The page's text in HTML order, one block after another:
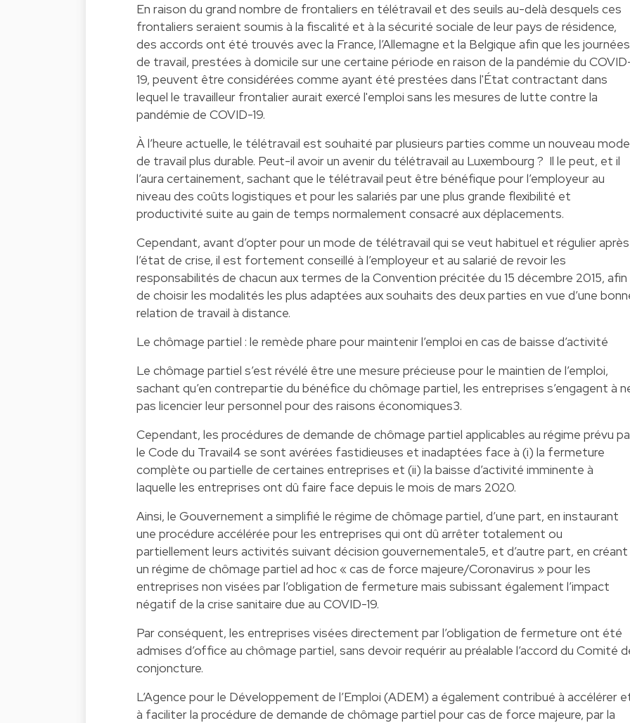
En raison du grand nombre de frontaliers en télétravail et des seuils au-delà desquels ces
frontaliers seraient soumis à la fiscalité et à la sécurité sociale de leur pays de résidence,
des accords ont été trouvés avec la France, l’Allemagne et la Belgique afin que les journées
de travail, prestées à domicile sur une certaine période en raison de la pandémie du
19, peuvent être considérées comme ayant été prestées dans l'État contractant dans
lequel le travailleur frontalier aurait exercé l'emploi sans les mesures de lutte contre la
pandémie de COVID-19.
À l’heure actuelle, le télétravail est souhaité par plusieurs parties comme un nouveau mode
de travail plus durable. Peut-il avoir un avenir du télétravail au Luxembourg ? Il le peut, et il
l’aura certainement, sachant que le télétravail peut être bénéfique pour l’employeur au
niveau des coûts logistiques et pour les salariés par une plus grande flexibilité et
productivité suite au gain de temps normalement consacré aux déplacements.
Cependant, avant d’opter pour un mode de télétravail qui se veut habituel et régulier après
l’état de crise, il est fortement conseillé à l’employeur et au salarié de revoir les
responsabilités de chacun aux termes de la Convention précitée du 15 décembre 2015, afin
de choisir les modalités les plus adaptées aux souhaits des deux parties en vue d’une
relation de travail à distance.
Le chômage partiel : le remède phare pour maintenir l’emploi en cas de baisse d’activité
Le chômage partiel s’est révélé être une mesure précieuse pour le maintien de l’emploi,
sachant qu’en contrepartie du bénéfice du chômage partiel, les entreprises s’engagent à
pas licencier leur personnel pour des raisons économiques3.
Cependant, les procédures de demande de chômage partiel applicables au régime prévu
le Code du Travail4 se sont avérées fastidieuses et inadaptées face à (i) la fermeture
complète ou partielle de certaines entreprises et (ii) la baisse d’activité imminente à
laquelle les entreprises ont dû faire face depuis le mois de mars 2020.
Ainsi, le Gouvernement a simplifié le régime de chômage partiel, d’une part, en instaurant
une procédure accélérée pour les entreprises qui ont dû arrêter totalement ou
partiellement leurs activités suivant décision gouvernementale5, et d’autre part, en créant
un régime de chômage partiel ad hoc « cas de force majeure/Coronavirus » pour les
entreprises non visées par l’obligation de fermeture mais subissant également l’impact
négatif de la crise sanitaire due au COVID-19.
Par conséquent, les entreprises visées directement par l’obligation de fermeture ont été
admises d’office au chômage partiel, sans devoir requérir au préalable l’accord du Comité
conjoncture.
L’Agence pour le Développement de l’Emploi (ADEM) a également contribué à accélérer
à faciliter la procédure de demande de chômage partiel pour cas de force majeure, par la